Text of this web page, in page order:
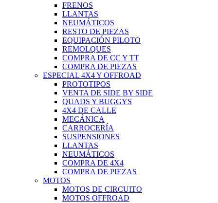
FRENOS
LLANTAS
NEUMÁTICOS
RESTO DE PIEZAS
EQUIPACIÓN PILOTO
REMOLQUES
COMPRA DE CC Y TT
COMPRA DE PIEZAS
ESPECIAL 4X4 Y OFFROAD
PROTOTIPOS
VENTA DE SIDE BY SIDE
QUADS Y BUGGYS
4X4 DE CALLE
MECÁNICA
CARROCERÍA
SUSPENSIONES
LLANTAS
NEUMÁTICOS
COMPRA DE 4X4
COMPRA DE PIEZAS
MOTOS
MOTOS DE CIRCUITO
MOTOS OFFROAD